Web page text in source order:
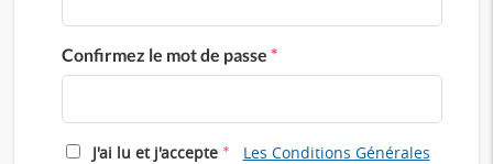
Confirmez le mot de passe *
J'ai lu et j'accepte *
Les Conditions Générales